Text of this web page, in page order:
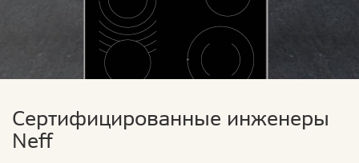
Сертифицированные инженеры
Neff